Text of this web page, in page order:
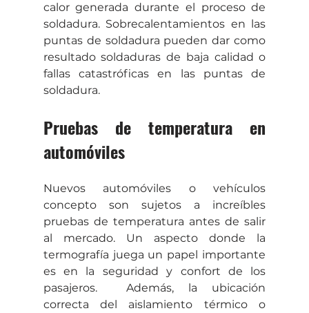
calor generada durante el proceso de
soldadura. Sobrecalentamientos en las
puntas de soldadura pueden dar como
resultado soldaduras de baja calidad o
fallas catastróficas en las puntas de
soldadura.
Pruebas de temperatura en
automóviles
Nuevos automóviles o vehículos
concepto son sujetos a increíbles
pruebas de temperatura antes de salir
al mercado. Un aspecto donde la
termografía juega un papel importante
es en la seguridad y confort de los
pasajeros.  Además, la ubicación
correcta del aislamiento térmico o